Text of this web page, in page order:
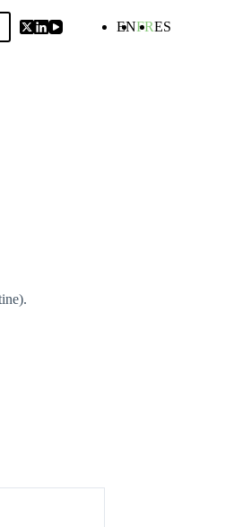
ENFRES